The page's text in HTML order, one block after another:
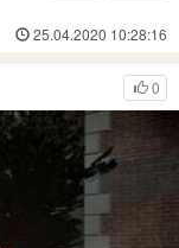
25.04.2020 10:28:16
0